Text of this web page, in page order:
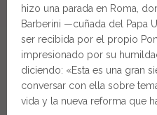
hizo una parada en Roma,
Barberini —cuñada del Papa
ser recibida por el propio
impresionado por su
diciendo: «Esta es una gran
conversar con ella sobre
vida y la nueva reforma que